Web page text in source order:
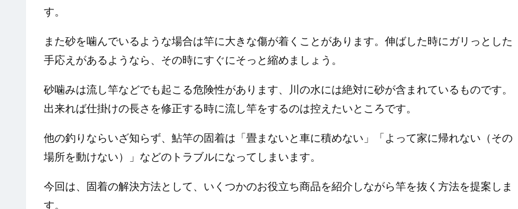
す。
また砂を噛んでいるような場合は竿に大きな傷が着くことがあります。伸ばした時にガリっとした
手応えがあるようなら、その時にすぐにそっと縮めましょう。
砂噛みは流し竿などでも起こる危険性があります、川の水には絶対に砂が含まれているものです。
出来れば仕掛けの長さを修正する時に流し竿をするのは控えたいところです。
他の釣りならいざ知らず、鮎竿の固着は「畳まないと車に積めない」「よって家に帰れない（その
場所を動けない）」などのトラブルになってしまいます。
今回は、固着の解決方法として、いくつかのお役立ち商品を紹介しながら竿を抜く方法を提案しま
す。